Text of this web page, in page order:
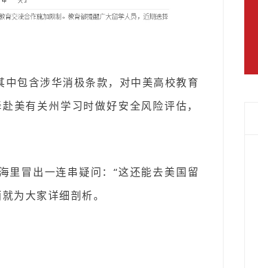
包含涉华消极条款，对中美高校教育
美有关州学习时做好安全风险评估，
里冒出一连串疑问：“这还能去美国留
为大家详细剖析。